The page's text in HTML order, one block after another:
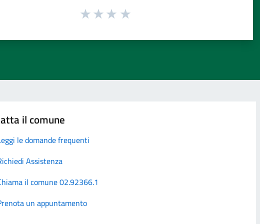
il comune
le domande frequenti
Assistenza
il comune 02.92366.1
un appuntamento